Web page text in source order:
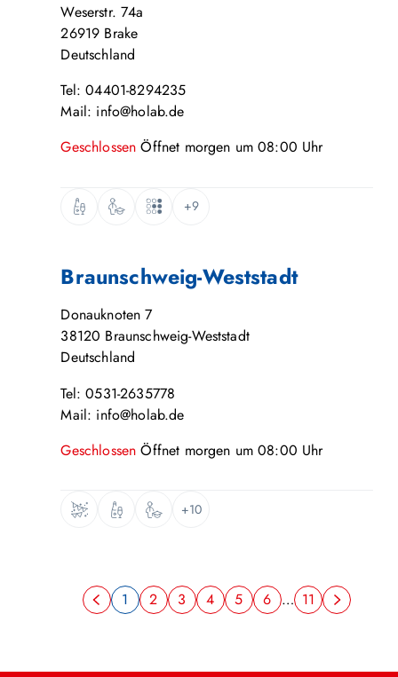
Weserstr. 74a
26919 Brake
Deutschland
Tel: 04401-8294235
Mail: info@holab.de
GeschlossenÖffnet morgen um08:00 Uhr
+9
Braunschweig-Weststadt
Donauknoten 7
38120 Braunschweig-Weststadt
Deutschland
Tel: 0531-2635778
Mail: info@holab.de
GeschlossenÖffnet morgen um08:00 Uhr
+10
1 2 3 4 5 6 … 11